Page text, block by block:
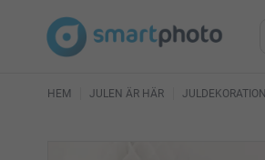
HEM JULEN ÄR HÄR JULDEKORATION